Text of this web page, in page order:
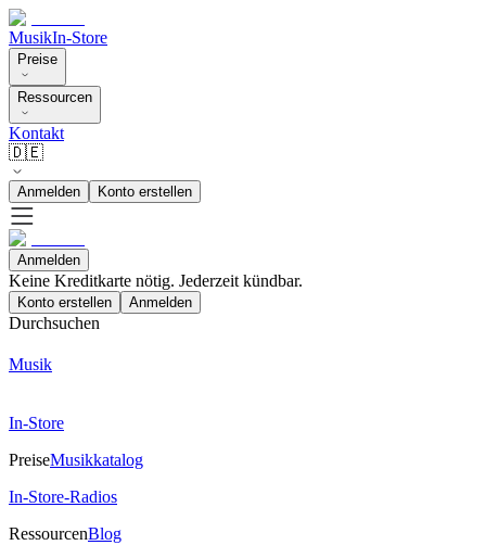
MusikIn-Store
Preise
Ressourcen
Kontakt
🇩🇪
Anmelden Konto erstellen
Anmelden
Keine Kreditkarte nötig. Jederzeit kündbar.
Konto erstellen Anmelden
Durchsuchen
Musik
In-Store
PreiseMusikkatalog
In-Store-Radios
RessourcenBlog